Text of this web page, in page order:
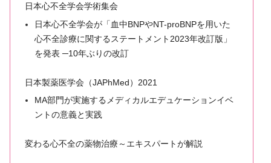
日本心不全学会学術集会
日本心不全学会が「血中BNPやNT-proBNPを用いた
心不全診療に関するステートメント2023年改訂版」
を発表 ─10年ぶりの改訂
日本製薬医学会（JAPhMed）2021
MA部門が実施するメディカルエデュケーションイベ
ントの意義と実践
変わる心不全の薬物治療～エキスパートが解説